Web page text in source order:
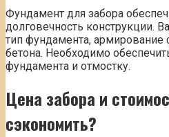
Фундамент для забора
долговечность конструкции.
тип фундамента, армирование
бетона. Необходимо
фундамента и отмостку.
Цена забора и
сэкономить?